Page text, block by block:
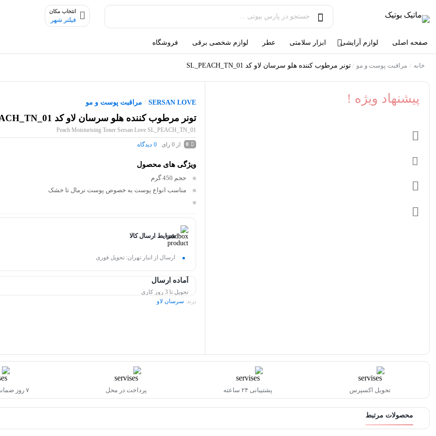
انتخاب مکان
فیلتر شهر
صفحه اصلی لوازم آرایشی ابزار سلامتی عطر لوازم شخصی برقی فروشگاه
خانه / مراقبت پوست و مو /تونر مرطوب کننده هلو سرسان لاو کد SL_PEACH_TN_01
پیشنهاد ویژه ! SERSAN LOVE
/ مراقبت پوست و مو
تونر مرطوب کننده هلو سرسان لاو کد SL_PEACH_TN_01
Peach Moisturising Toner Sersan Love SL_PEACH_TN_01
0 از 0 رای 0 دیدگاه
ویژگی های محصول
حجم 450 گرم
مناسب انواع پوست به خصوص پوست نرمال تا خشک
شرایط ارسال کالا
ارسال از انبار تهران: تحویل فوری
آماده ارسال
تحویل تا 3 روز کاری
برند: سرسان لاو
تحویل اکسپرس پشتیبانی ۲۴ ساعته پرداخت در محل ۷ روز ضمانت بازگشت کالا
محصولات مرتبط